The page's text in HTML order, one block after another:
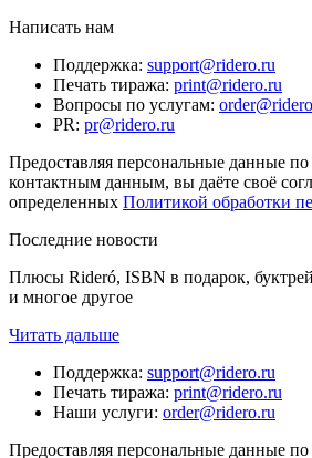
Написать нам
Поддержка: support@ridero.ru
Печать тиража: print@ridero.ru
Вопросы по услугам:
PR: pr@ridero.ru
Предоставляя персональные данные
контактным данным, вы даёте своё
определенных Политикой обработки
Последние новости
Плюсы Rideró, ISBN в подарок,
и многое другое
Читать дальше
Поддержка: support@ridero.ru
Печать тиража: print@ridero.ru
Наши услуги: order@ridero.ru
Предоставляя персональные данные